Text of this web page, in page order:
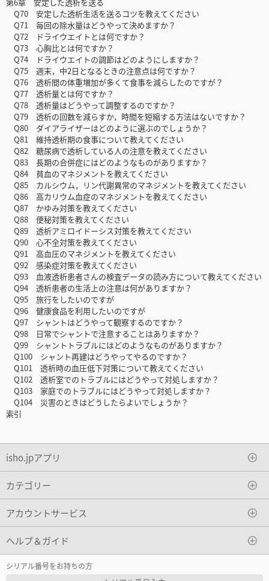
Q70 安定した透析生活を送るコツを教えてください
Q71 毎回の除水量はどうやって決めますか？
Q72 ドライウエイトとは何ですか？
Q73 心胸比とは何ですか？
Q74 ドライウエイトの調節はどのようにしますか？
Q75 週末，中2日となるときの注意点は何ですか？
Q76 透析間の体重増加が多くて食事を減らしたのですが？
Q77 透析量とは何ですか？
Q78 透析量はどうやって調整するのですか？
Q79 透析の回数を減らすか，時間を短縮する方法はないですか？
Q80 ダイアライザーはどのように選ぶのでしょうか？
Q81 維持透析期の食事について教えてください
Q82 糖尿病で透析している人の注意を教えてください
Q83 長期の合併症にはどのようなものがありますか？
Q84 貧血のマネジメントを教えてください
Q85 カルシウム，リン代謝異常のマネジメントを教えてください
Q86 高カリウム血症のマネジメントを教えてください
Q87 かゆみ対策を教えてください
Q88 便秘対策を教えてください
Q89 透析アミロイドーシス対策を教えてください
Q90 心不全対策を教えてください
Q91 高血圧のマネジメントを教えてください
Q92 感染症対策を教えてください
Q93 血液透析患者さんの検査データの読み方について教えてください
Q94 透析患者の生活上の注意は何がありますか？
Q95 旅行をしたいのですが
Q96 健康食品を利用したいのですが
Q97 シャントはどうやって観察するのですか？
Q98 日常でシャントで注意することはありますか？
Q99 シャントトラブルにはどのようなものがありますか？
Q100 シャント再建はどうやってやるのですか？
Q101 透析時の血圧低下対策について教えてください
Q102 透析室でのトラブルにはどうやって対処しますか？
Q103 家庭でのトラブルにはどうやって対処しますか？
Q104 災害のときはどうしたらよいでしょうか？
索引
isho.jpアプリ
カテゴリー
アカウントサービス
ヘルプ＆ガイド
シリアル番号をお持ちの方